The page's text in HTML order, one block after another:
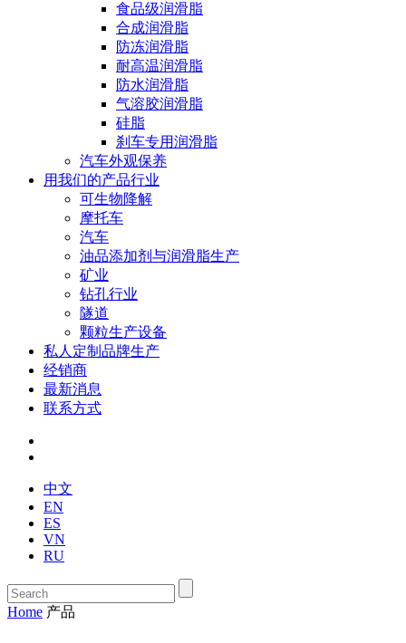
食品级润滑脂
合成润滑脂
防冻润滑脂
耐高温润滑脂
防水润滑脂
气溶胶润滑脂
硅脂
刹车专用润滑脂
汽车外观保养
用我们的产品行业
可生物降解
摩托车
汽车
油品添加剂与润滑脂生产
矿业
钻孔行业
隧道
颗粒生产设备
私人定制品牌生产
经销商
最新消息
联系方式
中文
EN
ES
VN
RU
Home 产品